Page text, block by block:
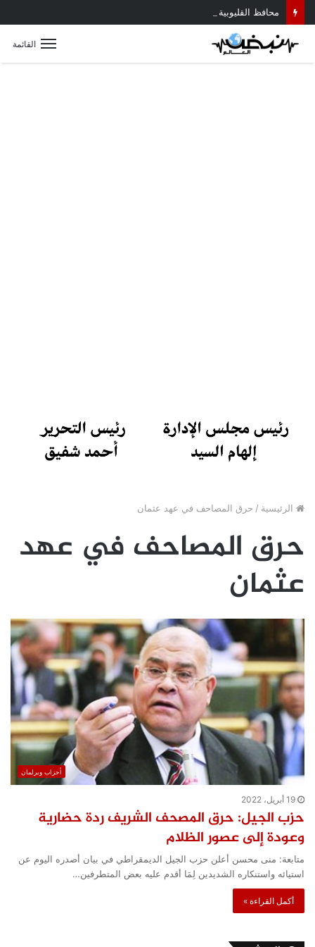
القائمة
الرئيسية / حرق المصاحف في عهد عثمان
حرق المصاحف في عهد
عثمان
أحزاب وبرلمان
19 أبريل، 2022
حزب الجيل: حرق المصحف الشريف ردة حضارية
وعودة إلى عصور الظلام
متابعة: منى محسن أعلن حزب الجيل الديمقراطي في بيان أصدره اليوم عن
استيائه واستنكاره الشديدين لِمَا أقدم عليه بعض المتطرفين…
أكمل القراءة »